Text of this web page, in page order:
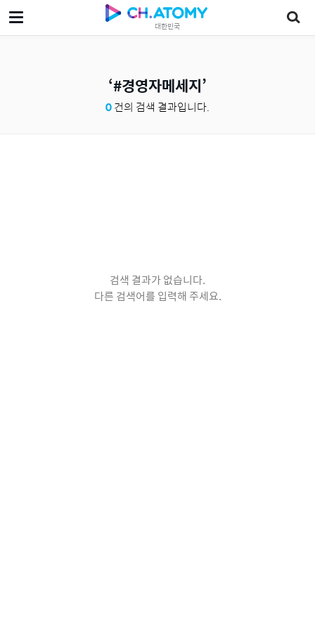
대한민국
#경영자메세지
0건의 검색 결과입니다.
검색 결과가 없습니다.
다른 검색어를 입력해 주세요.